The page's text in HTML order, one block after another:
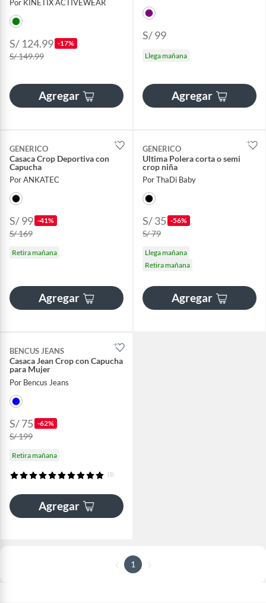
Por KINETIX ACTIVEWEAR
S/ 124.99 -17%
S/ 149.99
Agregar
S/ 99
Llega mañana
Agregar
GENERICO
Casaca Crop Deportiva con
Capucha
Por ANKATEC
S/ 99 -41%
S/ 169
Retira mañana
Agregar
GENERICO
Ultima Polera corta o semi
crop niña
Por ThaDi Baby
S/ 35 -56%
S/ 79
Llega mañana
Retira mañana
Agregar
BENCUS JEANS
Casaca Jean Crop con Capucha
para Mujer
Por Bencus Jeans
S/ 75 -62%
S/ 199
Retira mañana
(1)
Agregar
1